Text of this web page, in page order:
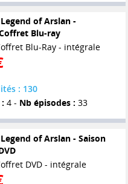
of Arslan -
Blu-ray
Blu-Ray - intégrale
: 130
4 - Nb épisodes : 33
of Arslan - Saison
DVD - intégrale